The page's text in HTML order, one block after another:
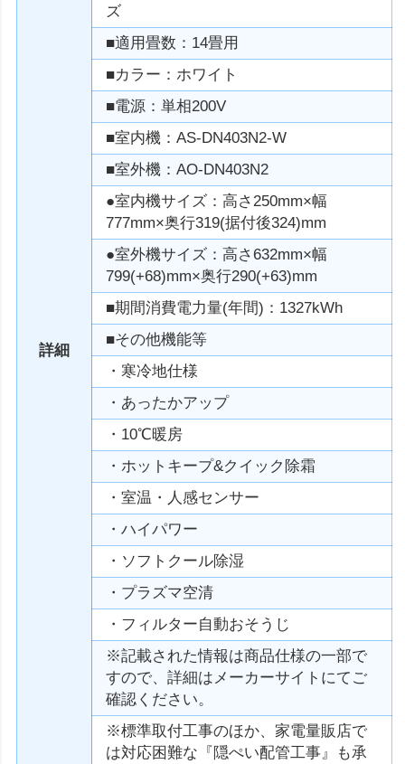
詳細
ズ
■適用畳数：14畳用
■カラー：ホワイト
■電源：単相200V
■室内機：AS-DN403N2-W
■室外機：AO-DN403N2
●室内機サイズ：高さ250mm×幅
777mm×奥行319(据付後324)mm
●室外機サイズ：高さ632mm×幅
799(+68)mm×奥行290(+63)mm
■期間消費電力量(年間)：1327kWh
■その他機能等
・寒冷地仕様
・あったかアップ
・10℃暖房
・ホットキープ&クイック除霜
・室温・人感センサー
・ハイパワー
・ソフトクール除湿
・プラズマ空清
・フィルター自動おそうじ
※記載された情報は商品仕様の一部で
すので、詳細はメーカーサイトにてご
確認ください。
※標準取付工事のほか、家電量販店で
は対応困難な『隠ぺい配管工事』も承